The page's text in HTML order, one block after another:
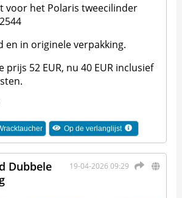
voor het Polaris tweecilinder
en in originele verpakking.
prijs 52 EUR, nu 40 EUR inclusief
Op de verlanglijst
19-04-2026 09:29
Dubbele